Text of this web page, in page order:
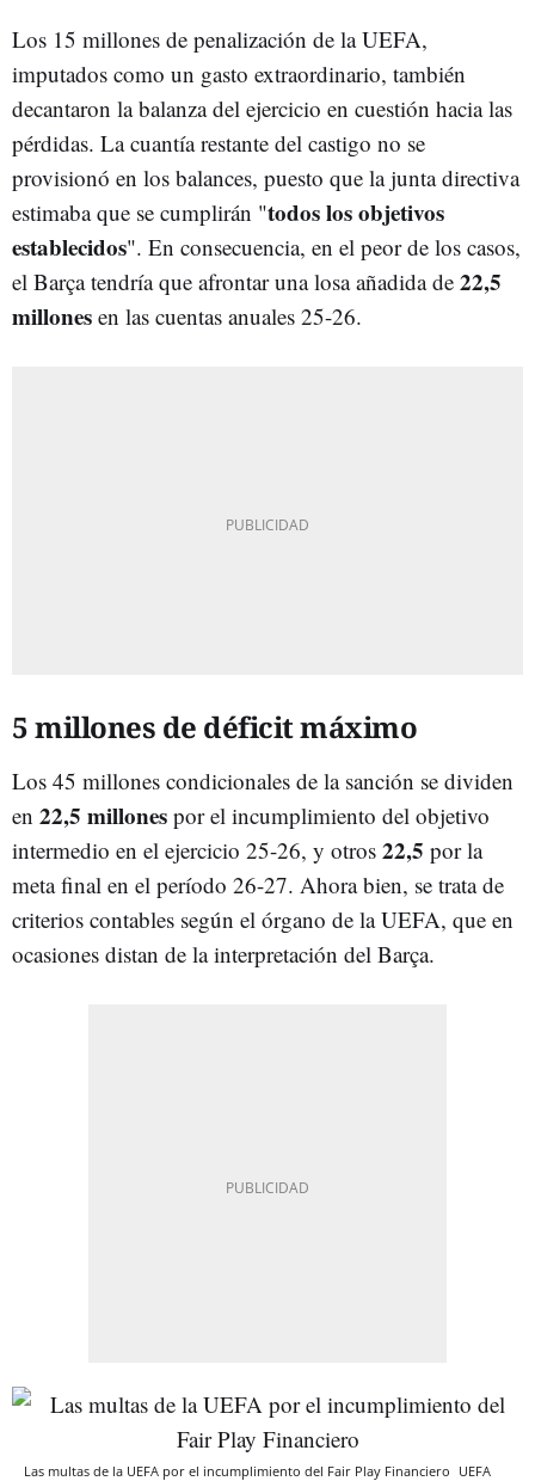
Los 15 millones de penalización de la UEFA,
imputados como un gasto extraordinario, también
decantaron la balanza del ejercicio en cuestión hacia las
pérdidas. La cuantía restante del castigo no se
provisionó en los balances, puesto que la junta directiva
estimaba que se cumplirán "todos los objetivos
establecidos". En consecuencia, en el peor de los casos,
el Barça tendría que afrontar una losa añadida de 22,5
millones en las cuentas anuales 25-26.
5 millones de déficit máximo
Los 45 millones condicionales de la sanción se dividen
en 22,5 millones por el incumplimiento del objetivo
intermedio en el ejercicio 25-26, y otros 22,5 por la
meta final en el período 26-27. Ahora bien, se trata de
criterios contables según el órgano de la UEFA, que en
ocasiones distan de la interpretación del Barça.
Las multas de la UEFA por el incumplimiento del Fair Play Financiero UEFA